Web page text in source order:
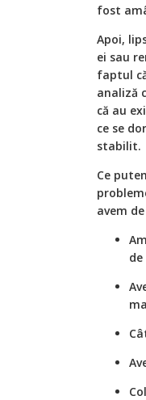
fost
Apoi,
ei sau
faptul
analiză
că au
ce se
stabilit.
Ce
avem